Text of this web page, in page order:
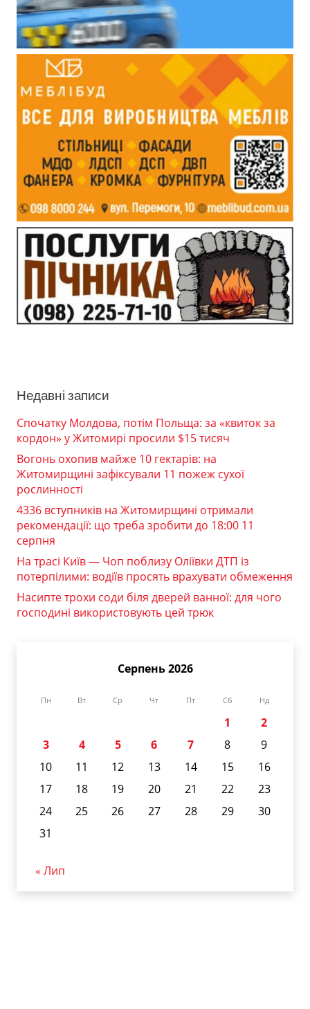
Недавні записи
Спочатку Молдова, потім Польща: за «квиток за
кордон» у Житомирі просили $15 тисяч
Вогонь охопив майже 10 гектарів: на
Житомирщині зафіксували 11 пожеж сухої
рослинності
4336 вступників на Житомирщині отримали
рекомендації: що треба зробити до 18:00 11
серпня
На трасі Київ — Чоп поблизу Оліївки ДТП із
потерпілими: водіїв просять врахувати обмеження
Насипте трохи соди біля дверей ванної: для чого
господині використовують цей трюк
Серпень 2026
Пн Вт Ср Чт Пт Сб Нд
1
2
3
4 5 6 7 8
9
10
11 12 13 14 15
16
17
18 19 20 21 22
23
24
25 26 27 28 29
30
31
« Лип